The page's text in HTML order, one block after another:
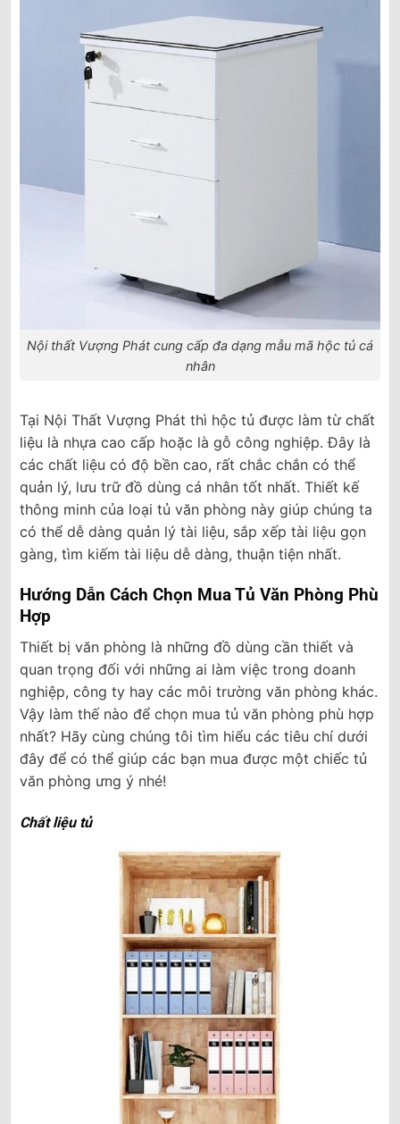
Nội thất Vượng Phát cung cấp đa dạng mẫu mã hộc tủ cá
nhân
Tại Nội Thất Vượng Phát thì hộc tủ được làm từ chất
liệu là nhựa cao cấp hoặc là gỗ công nghiệp. Đây là
các chất liệu có độ bền cao, rất chắc chắn có thể
quản lý, lưu trữ đồ dùng cá nhân tốt nhất. Thiết kế
thông minh của loại tủ văn phòng này giúp chúng ta
có thể dễ dàng quản lý tài liệu, sắp xếp tài liệu gọn
gàng, tìm kiếm tài liệu dễ dàng, thuận tiện nhất.
Hướng Dẫn Cách Chọn Mua Tủ Văn Phòng Phù
Hợp
Thiết bị văn phòng là những đồ dùng cần thiết và
quan trọng đối với những ai làm việc trong doanh
nghiệp, công ty hay các môi trường văn phòng khác.
Vậy làm thế nào để chọn mua tủ văn phòng phù hợp
nhất? Hãy cùng chúng tôi tìm hiểu các tiêu chí dưới
đây để có thể giúp các bạn mua được một chiếc tủ
văn phòng ưng ý nhé!
Chất liệu tủ